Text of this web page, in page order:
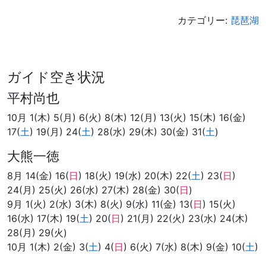
カテゴリー: 琵琶湖
ガイド空き状況
平村尚也
10月 1(木) 5(月) 6(火) 8(木) 12(月) 13(火) 15(木) 16(金)
17(土) 19(月) 24(土) 28(水) 29(木) 30(金) 31(土)
大熊一徳
8月 14(金) 16(日) 18(火) 19(水) 20(木) 22(土) 23(日)
24(月) 25(火) 26(水) 27(木) 28(金) 30(日)
9月 1(火) 2(水) 3(木) 8(火) 9(水) 11(金) 13(日) 15(火)
16(水) 17(木) 19(土) 20(日) 21(月) 22(火) 23(水) 24(木)
28(月) 29(火)
10月 1(木) 2(金) 3(土) 4(日) 6(火) 7(水) 8(木) 9(金) 10(土)